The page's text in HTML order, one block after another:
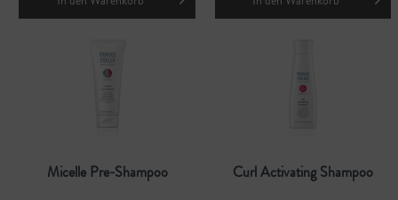
Micelle Pre-Shampoo Curl Activating Shampoo